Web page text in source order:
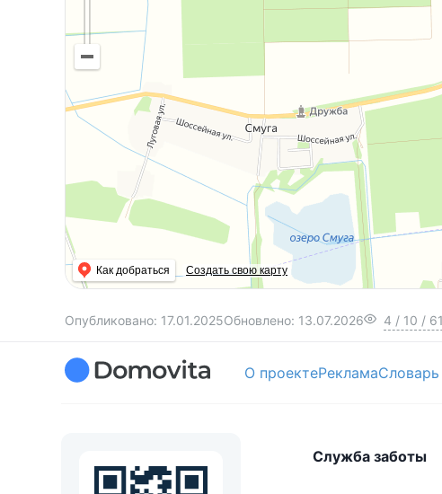
Как добраться Создать свою карту
Опубликовано: 17.01.2025Обновлено: 13.07.2026 4 / 10 /
О проектеРеклама
Служба заботы